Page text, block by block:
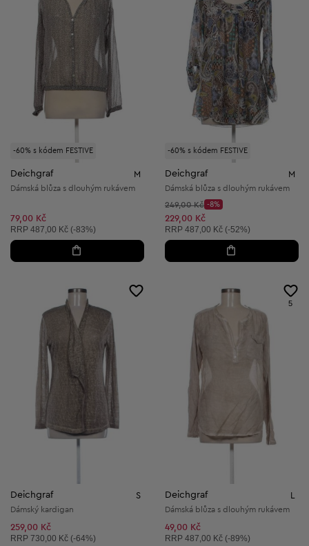
-60% s kódem FESTIVE
Deichgraf M
Dámská blůza s dlouhým rukávem
79,00 Kč
Doporučená cena:
RRP 487,00 Kč (-83%)
-60% s kódem FESTIVE
Deichgraf M
Dámská blůza s dlouhým rukávem
Původní cena:
249,00 Kč
Discount Price:
-8%
Snížená cena:
229,00 Kč
Doporučená cena:
RRP 487,00 Kč (-52%)
Deichgraf S
Dámský kardigan
259,00 Kč
Doporučená cena:
RRP 730,00 Kč (-64%)
5
Deichgraf L
Dámská blůza s dlouhým rukávem
49,00 Kč
Doporučená cena:
RRP 487,00 Kč (-89%)